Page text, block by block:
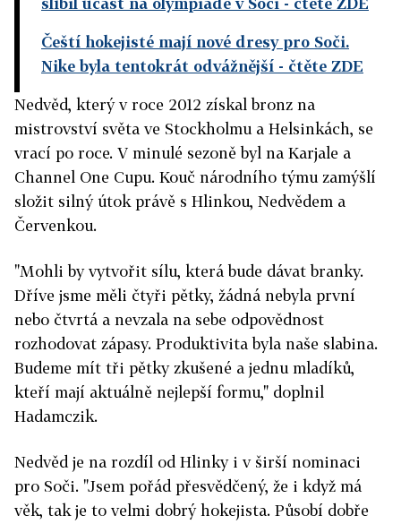
Čeští hokejisté mají nové dresy pro Soči.
Nike byla tentokrát odvážnější - čtěte ZDE
Nedvěd, který v roce 2012 získal bronz na
mistrovství světa ve Stockholmu a Helsinkách, se
vrací po roce. V minulé sezoně byl na Karjale a
Channel One Cupu. Kouč národního týmu zamýšlí
složit silný útok právě s Hlinkou, Nedvědem a
Červenkou.
"Mohli by vytvořit sílu, která bude dávat branky.
Dříve jsme měli čtyři pětky, žádná nebyla první
nebo čtvrtá a nevzala na sebe odpovědnost
rozhodovat zápasy. Produktivita byla naše slabina.
Budeme mít tři pětky zkušené a jednu mladíků,
kteří mají aktuálně nejlepší formu," doplnil
Hadamczik.
Nedvěd je na rozdíl od Hlinky i v širší nominaci
pro Soči. "Jsem pořád přesvědčený, že i když má
věk, tak je to velmi dobrý hokejista. Působí dobře